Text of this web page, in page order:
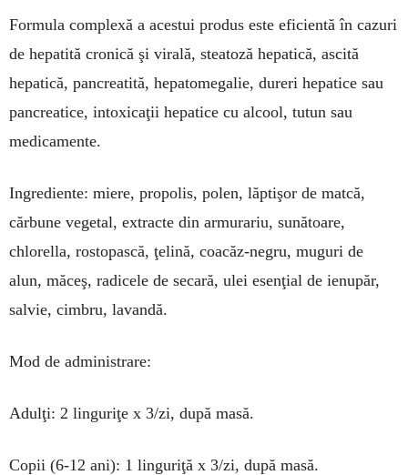
Formula complexă a acestui produs este eficientă în cazuri
de hepatită cronică şi virală, steatoză hepatică, ascită
hepatică, pancreatită, hepatomegalie, dureri hepatice sau
pancreatice, intoxicaţii hepatice cu alcool, tutun sau
medicamente.
Ingrediente: miere, propolis, polen, lăptişor de matcă,
cărbune vegetal, extracte din armurariu, sunătoare,
chlorella, rostopască, ţelină, coacăz-negru, muguri de
alun, măceş, radicele de secară, ulei esenţial de ienupăr,
salvie, cimbru, lavandă.
Mod de administrare:
Adulţi: 2 linguriţe x 3/zi, după masă.
Copii (6-12 ani): 1 linguriţă x 3/zi, după masă.